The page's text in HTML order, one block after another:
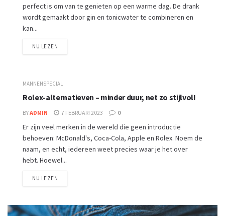
perfect is om van te genieten op een warme dag. De drank
wordt gemaakt door gin en tonicwater te combineren en
kan...
NU LEZEN
MANNENSPECIAL
Rolex-alternatieven – minder duur, net zo stijlvol!
BYADMIN 7 FEBRUARI 2023 0
Er zijn veel merken in de wereld die geen introductie
behoeven: McDonald's, Coca-Cola, Apple en Rolex. Noem de
naam, en echt, iedereen weet precies waar je het over
hebt. Hoewel...
NU LEZEN